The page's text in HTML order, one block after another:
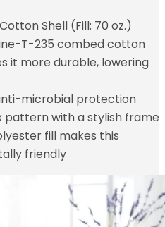
Shell (Fill: 70 oz.)
T-235 combed cotton
it more durable, lowering
microbial protection
pattern with a stylish frame
fill makes this
friendly